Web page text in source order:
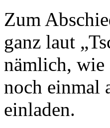
Zum
ganz laut
nämlich, wie
noch einmal
einladen.